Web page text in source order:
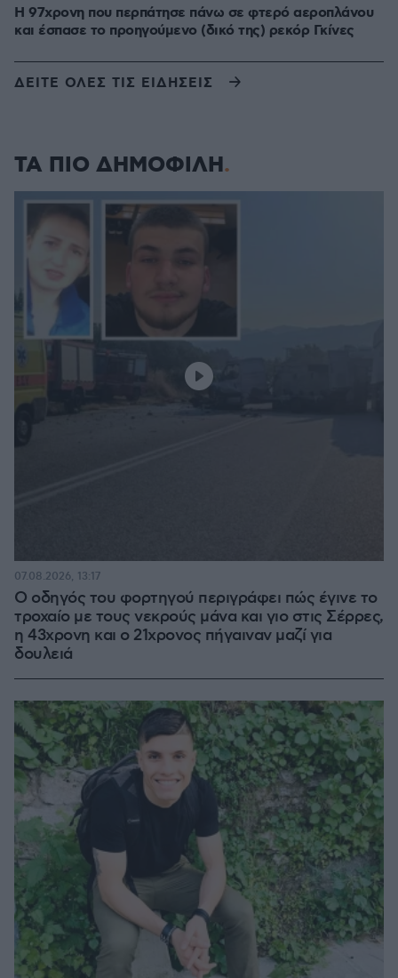
Η 97χρονη που περπάτησε πάνω σε φτερό αεροπλάνου
και έσπασε το προηγούμενο (δικό της) ρεκόρ Γκίνες
ΔΕΙΤΕ ΟΛΕΣ ΤΙΣ ΕΙΔΗΣΕΙΣ
ΤΑ ΠΙΟ ΔΗΜΟΦΙΛΗ
Ο οδηγός του φορτηγού περιγράφει πώς έγινε το
τροχαίο με τους νεκρούς μάνα και γιο στις Σέρρες,
η 43χρονη και ο 21χρονος πήγαιναν μαζί για
δουλειά
07.08.2026, 13:17